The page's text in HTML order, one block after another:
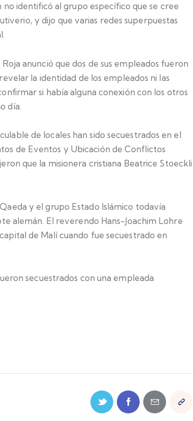
identificó al grupo específico que se cree
y dijo que varias redes superpuestas
anunció que dos de sus empleados fueron
la identidad de los empleados ni las
si había alguna conexión con los otros
día.
de locales han sido secuestrados en el
de Eventos y Ubicación de Conflictos
que la misionera cristiana Beatrice Stoeckli
y el grupo Estado Islámico todavía
alemán. El reverendo Hans-Joachim Lohre
de Malí cuando fue secuestrado en
secuestrados con una empleada